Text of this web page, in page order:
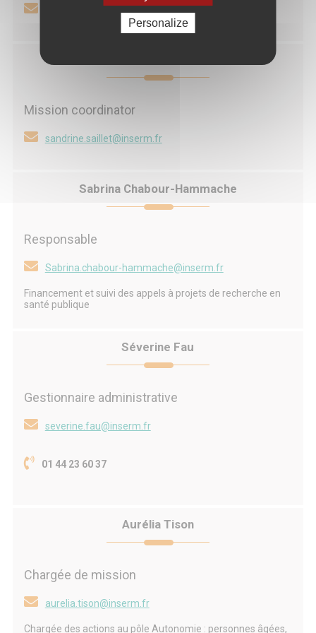
elodie.thiphaine@inserm.fr
Mission coordinator
sandrine.saillet@inserm.fr
Sabrina Chabour-Hammache
Responsable
Sabrina.chabour-hammache@inserm.fr
Financement et suivi des appels à projets de recherche en
santé publique
Séverine Fau
Gestionnaire administrative
severine.fau@inserm.fr
01 44 23 60 37
Aurélia Tison
Chargée de mission
aurelia.tison@inserm.fr
Chargée des actions au pôle Autonomie : personnes âgées,
Personalize